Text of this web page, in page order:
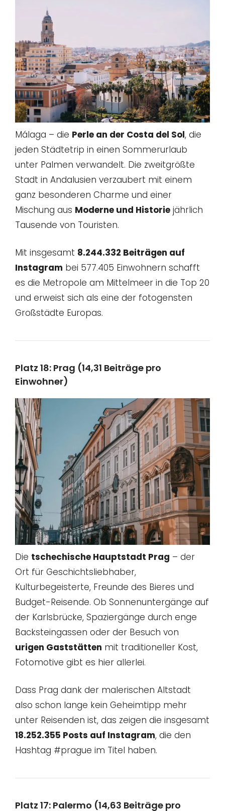
Málaga – die Perle an der Costa del Sol, die
jeden Städtetrip in einen Sommerurlaub
unter Palmen verwandelt. Die zweitgrößte
Stadt in Andalusien verzaubert mit einem
ganz besonderen Charme und einer
Mischung aus Moderne und Historie jährlich
Tausende von Touristen.
Mit insgesamt 8.244.332 Beiträgen auf
Instagram bei 577.405 Einwohnern schafft
es die Metropole am Mittelmeer in die Top 20
und erweist sich als eine der fotogensten
Großstädte Europas.
Platz 18: Prag (14,31 Beiträge pro
Einwohner)
Die tschechische Hauptstadt Prag – der
Ort für Geschichtsliebhaber,
Kulturbegeisterte, Freunde des Bieres und
Budget-Reisende. Ob Sonnenuntergänge auf
der Karlsbrücke, Spaziergänge durch enge
Backsteingassen oder der Besuch von
urigen Gaststätten mit traditioneller Kost,
Fotomotive gibt es hier allerlei.
Dass Prag dank der malerischen Altstadt
also schon lange kein Geheimtipp mehr
unter Reisenden ist, das zeigen die insgesamt
18.252.355 Posts auf Instagram, die den
Hashtag #prague im Titel haben.
Platz 17: Palermo (14,63 Beiträge pro